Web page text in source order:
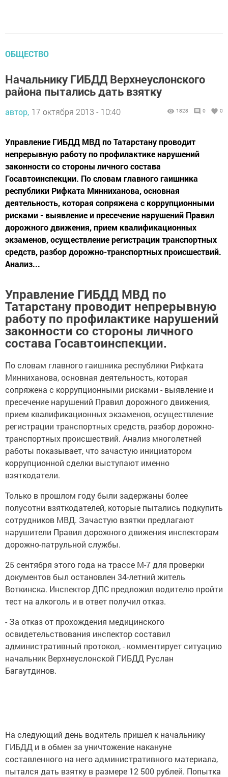
ОБЩЕСТВО
Начальнику ГИБДД Верхнеуслонского
района пытались дать взятку
автор, 17 октября 2013 - 10:40 1828 0 0
Управление ГИБДД МВД по Татарстану проводит
непрерывную работу по профилактике нарушений
законности со стороны личного состава
Госавтоинспекции. По словам главного гаишника
республики Рифката Минниханова, основная
деятельность, которая сопряжена с коррупционными
рисками - выявление и пресечение нарушений Правил
дорожного движения, прием квалификационных
экзаменов, осуществление регистрации транспортных
средств, разбор дорожно-транспортных происшествий.
Анализ...
Управление ГИБДД МВД по
Татарстану проводит непрерывную
работу по профилактике нарушений
законности со стороны личного
состава Госавтоинспекции.
По словам главного гаишника республики Рифката
Минниханова, основная деятельность, которая
сопряжена с коррупционными рисками - выявление и
пресечение нарушений Правил дорожного движения,
прием квалификационных экзаменов, осуществление
регистрации транспортных средств, разбор дорожно-
транспортных происшествий. Анализ многолетней
работы показывает, что зачастую инициатором
коррупционной сделки выступают именно
взяткодатели.
Только в прошлом году были задержаны более
полусотни взяткодателей, которые пытались подкупить
сотрудников МВД. Зачастую взятки предлагают
нарушители Правил дорожного движения инспекторам
дорожно-патрульной службы.
25 сентября этого года на трассе М-7 для проверки
документов был остановлен 34-летний житель
Воткинска. Инспектор ДПС предложил водителю пройти
тест на алкоголь и в ответ получил отказ.
- За отказ от прохождения медицинского
освидетельствования инспектор составил
административный протокол, - комментирует ситуацию
начальник Верхнеуслонской ГИБДД Руслан
Багаутдинов.
На следующий день водитель пришел к начальнику
ГИБДД и в обмен за уничтожение накануне
составленного на него административного материала,
пытался дать взятку в размере 12 500 рублей. Попытка